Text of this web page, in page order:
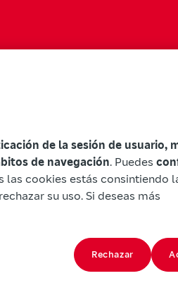
de la sesión de usuario,
de navegación. Puedes
las cookies estás consintiendo
su uso. Si deseas más
Rechazar